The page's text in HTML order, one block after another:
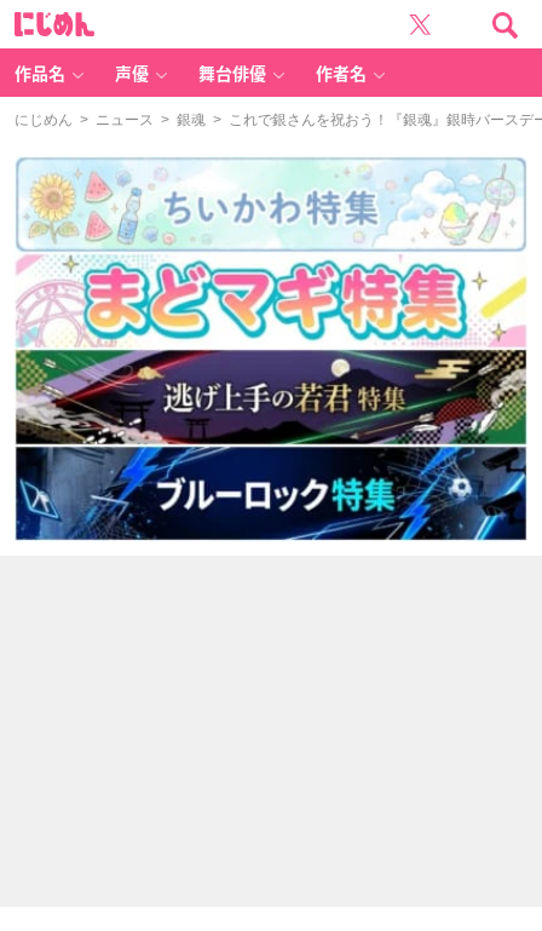
作品名 声優 舞台俳優 作者名
にじめん > ニュース > 銀魂 > これで銀さんを祝おう！『銀魂』銀時バースデ